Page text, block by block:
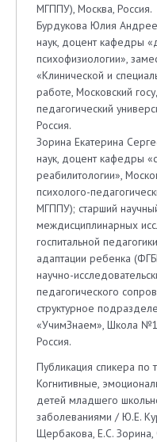
МГППУ), Москва, Россия.
Бурдукова Юлия
наук, доцент кафедры
психофизиологии»,
«Клинической и
работе, Московский
педагогический
Россия.
Зорина Екатерина
наук, доцент кафедры
реабилитологии»,
психолого-
МГППУ); старший
междисциплинарных
госпитальной
адаптации ребенка
научно-
педагогического
структурное
«УчимЗнаем», Школа
Россия.
Публикация спикера по
Когнитивные,
детей младшего
заболеваниями / Ю.Е.
Щербакова, Е.С. Зорина,